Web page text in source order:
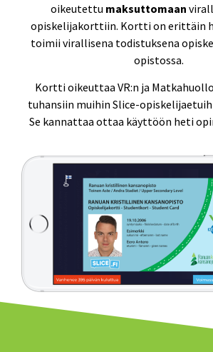
oikeutettu maksuttomaan
opiskelijakorttiin. Kortti on erittäin
toimii virallisena todistuksena
opistossa.
Kortti oikeuttaa VR:n ja
tuhansiin muihin Slice-
Se kannattaa ottaa käyttöön heti